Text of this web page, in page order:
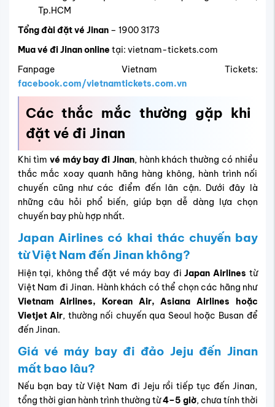
Tp.HCM
Tổng đài đặt vé Jinan– 1900 3173
Mua vé đi Jinan online tại: vietnam-tickets.com
Fanpage Vietnam Tickets:
facebook.com/vietnamtickets.com.vn
Các thắc mắc thường gặp khi
đặt vé đi Jinan
Khi tìm vé máy bay đi Jinan, hành khách thường có nhiều
thắc mắc xoay quanh hãng hàng không, hành trình nối
chuyến cũng như các điểm đến lân cận. Dưới đây là
những câu hỏi phổ biến, giúp bạn dễ dàng lựa chọn
chuyến bay phù hợp nhất.
Japan Airlines có khai thác chuyến bay
từ Việt Nam đến Jinan không?
Hiện tại, không thể đặt vé máy bay điJapan Airlines từ
Việt Nam đi Jinan. Hành khách có thể chọn các hãng như
Vietnam Airlines, Korean Air, Asiana Airlines hoặc
Vietjet Air, thường nối chuyến qua Seoul hoặc Busan để
đến Jinan.
Giá vé máy bay đi đảo Jeju đến Jinan
mất bao lâu?
Nếu bạn bay từ Việt Nam đi Jeju rồi tiếp tục đến Jinan,
tổng thời gian hành trình thường từ4–5 giờ, chưa tính thời